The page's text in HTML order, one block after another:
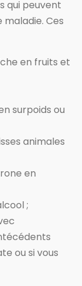
qui peuvent
Ces
en fruits et
surpoids ou
animales
en
;
ou si vous